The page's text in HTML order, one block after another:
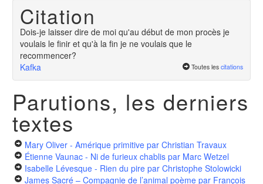
Citation
Dois-je laisser dire de moi qu'au début de mon procès je
voulais le finir et qu'à la fin je ne voulais que le
recommencer?
Kafka
Toutes les citations
Parutions, les derniers
textes
Mary Oliver - Amérique primitive par Christian Travaux
Étienne Vaunac - Ni de furieux chablis par Marc Wetzel
Isabelle Lévesque - Rien du pire par Christophe Stolowicki
James Sacré – Compagnie de l’animal poème par François